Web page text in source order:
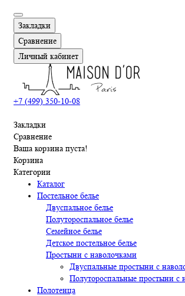
Закладки
Сравнение
Личный кабинет
+7 (499) 350-10-08
Закладки
Сравнение
Ваша корзина пуста!
Корзина
Категории
Каталог
Постельное белье
Двуспальное белье
Полутороспальное белье
Семейное белье
Детское постельное белье
Простыни с наволочками
Двуспальные простыни с
Полутороспальные простыни с
Полотенца